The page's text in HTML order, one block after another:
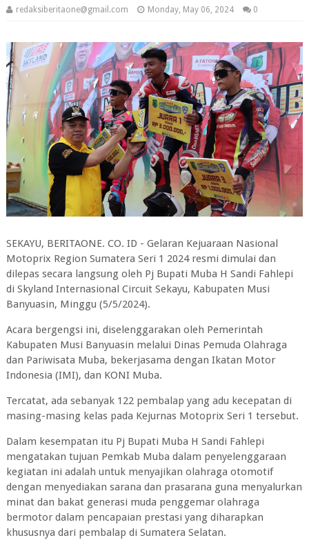
redaksiberitaone@gmail.com Monday, May 06, 2024 0
SEKAYU, BERITAONE. CO. ID - Gelaran Kejuaraan Nasional
Motoprix Region Sumatera Seri 1 2024 resmi dimulai dan
dilepas secara langsung oleh Pj Bupati Muba H Sandi Fahlepi
di Skyland Internasional Circuit Sekayu, Kabupaten Musi
Banyuasin, Minggu (5/5/2024).
Acara bergengsi ini, diselenggarakan oleh Pemerintah
Kabupaten Musi Banyuasin melalui Dinas Pemuda Olahraga
dan Pariwisata Muba, bekerjasama dengan Ikatan Motor
Indonesia (IMI), dan KONI Muba.
Tercatat, ada sebanyak 122 pembalap yang adu kecepatan di
masing-masing kelas pada Kejurnas Motoprix Seri 1 tersebut.
Dalam kesempatan itu Pj Bupati Muba H Sandi Fahlepi
mengatakan tujuan Pemkab Muba dalam penyelenggaraan
kegiatan ini adalah untuk menyajikan olahraga otomotif
dengan menyediakan sarana dan prasarana guna menyalurkan
minat dan bakat generasi muda penggemar olahraga
bermotor dalam pencapaian prestasi yang diharapkan
khususnya dari pembalap di Sumatera Selatan.